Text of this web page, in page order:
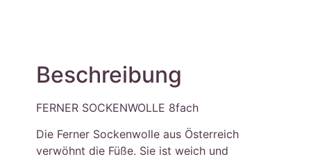
Beschreibung
FERNER SOCKENWOLLE 8fach
Die Ferner Sockenwolle aus Österreich
verwöhnt die Füße. Sie ist weich und